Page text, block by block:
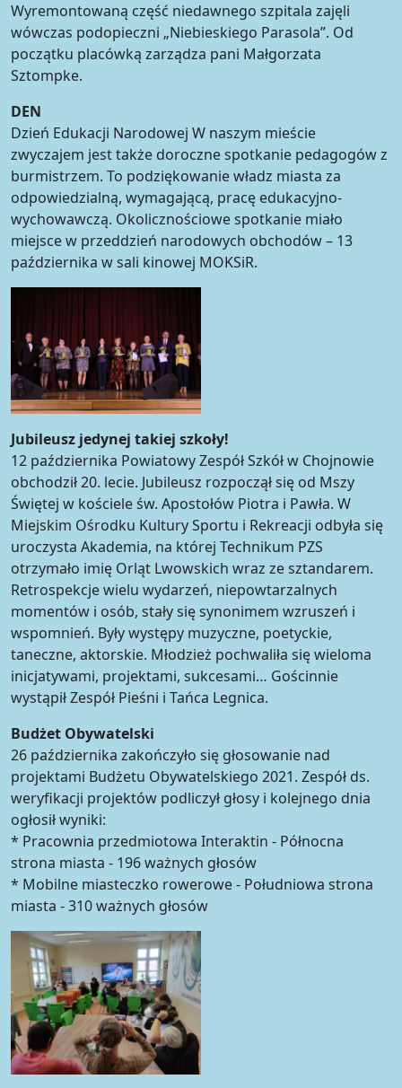
Wyremontowaną część niedawnego szpitala zajęli
wówczas podopieczni „Niebieskiego Parasola”. Od
początku placówką zarządza pani Małgorzata
Sztompke.
DEN
Dzień Edukacji Narodowej W naszym mieście
zwyczajem jest także doroczne spotkanie pedagogów z
burmistrzem. To podziękowanie władz miasta za
odpowiedzialną, wymagającą, pracę edukacyjno-
wychowawczą. Okolicznościowe spotkanie miało
miejsce w przeddzień narodowych obchodów – 13
października w sali kinowej MOKSiR.
Jubileusz jedynej takiej szkoły!
12 października Powiatowy Zespół Szkół w Chojnowie
obchodził 20. lecie. Jubileusz rozpoczął się od Mszy
Świętej w kościele św. Apostołów Piotra i Pawła. W
Miejskim Ośrodku Kultury Sportu i Rekreacji odbyła się
uroczysta Akademia, na której Technikum PZS
otrzymało imię Orląt Lwowskich wraz ze sztandarem.
Retrospekcje wielu wydarzeń, niepowtarzalnych
momentów i osób, stały się synonimem wzruszeń i
wspomnień. Były występy muzyczne, poetyckie,
taneczne, aktorskie. Młodzież pochwaliła się wieloma
inicjatywami, projektami, sukcesami… Gościnnie
wystąpił Zespół Pieśni i Tańca Legnica.
Budżet Obywatelski
26 października zakończyło się głosowanie nad
projektami Budżetu Obywatelskiego 2021. Zespół ds.
weryfikacji projektów podliczył głosy i kolejnego dnia
ogłosił wyniki:
* Pracownia przedmiotowa Interaktin - Północna
strona miasta - 196 ważnych głosów
* Mobilne miasteczko rowerowe - Południowa strona
miasta - 310 ważnych głosów